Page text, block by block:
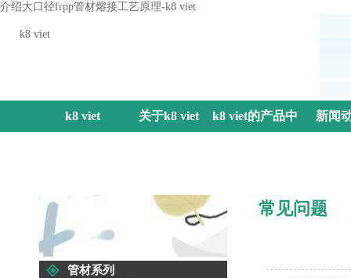
介绍大口径frpp管材熔接工艺原理-k8 viet
k8 viet
k8 viet 关于k8 viet k8 viet的产品中 新闻
管材系列
常见问题